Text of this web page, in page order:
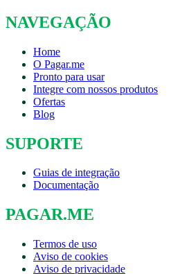
NAVEGAÇÃO
Home
O Pagar.me
Pronto para usar
Integre com nossos produtos
Ofertas
Blog
SUPORTE
Guias de integração
Documentação
PAGAR.ME
Termos de uso
Aviso de cookies
Aviso de privacidade